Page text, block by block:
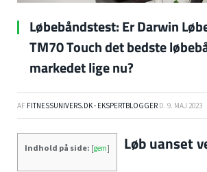
Løbebåndstest: Er Darwin
TM70 Touch det bedste
markedet lige nu?
AF FITNESSUNIVERS.DK - EKSPERTBLOGGER D. 9. MAJ 2023
Indhold på side: [gem] Løb uanset